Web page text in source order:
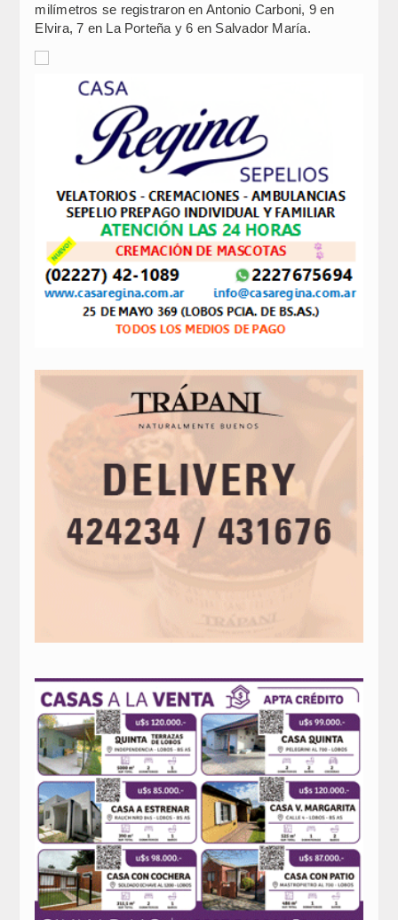
milímetros se registraron en Antonio Carboni, 9 en
Elvira, 7 en La Porteña y 6 en Salvador María.